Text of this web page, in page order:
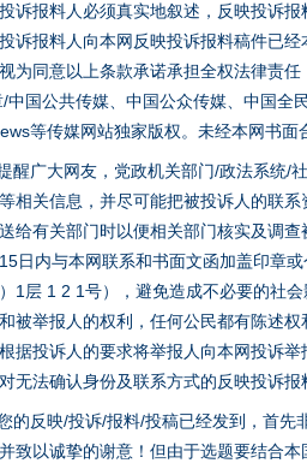
诉报料人必须真实地叙述，反映投诉
诉报料人向本网反映投诉报料稿件已
为同意以上条款承诺承担全权法律责
/中国公共传媒、中国公众传媒、中国
等传媒网站独家版权。未经本网书面
醒广大网友，党政机关部门/政法系统/
相关信息，并尽可能把被投诉人的联
给有关部门时以便相关部门核实及调
日内与本网联系和书面文函加盖印章
1层 1 2 1号），避免造成不必要的社
被举报人的权利，任何公民都有陈述
据投诉人的要求将举报人向本网投诉
无法确认身份及联系方式的反映投诉
的反映/投诉/报料/投稿已经发到，首先
致以诚挚的谢意！但由于选题要结合